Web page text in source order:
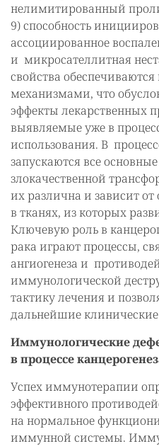
нелимитированный
9) способность
ассоциированное
и микросателлитная
свойства
механизмами, что
эффекты лекарственных
выявляемые уже в
использования. В
запускаются все
злокачественной
их различна и зависит от
в тканях, из которых
Ключевую роль в
рака играют процессы,
ангиогенеза и
иммунологической
тактику лечения и
дальнейшие
Иммунологические
в процессе
Успех иммунотерапии
эффективного
на нормальное
иммунной системы.